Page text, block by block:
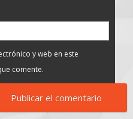
y web en este
comente.